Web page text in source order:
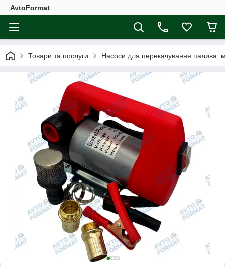
AvtoFormat
Товари та послуги Насоси для перекачування палива,